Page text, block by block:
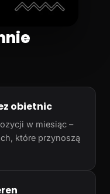
obietnic
w miesiąc –
które przynoszą